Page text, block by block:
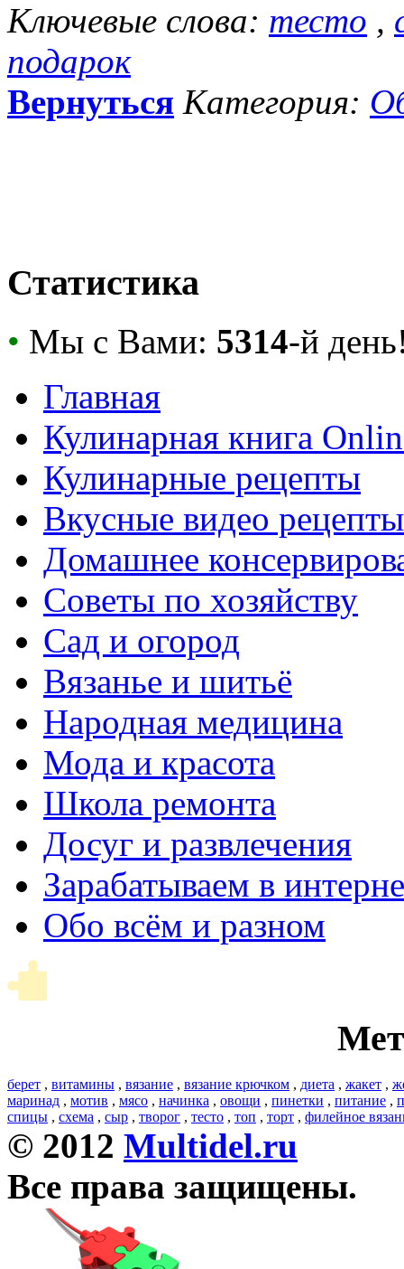
Ключевые слова: тесто ,
подарок
Вернуться Категория:
Статистика
• Мы с Вами: 5314-й
Главная
Кулинарная книга
Кулинарные рецепты
Вкусные видео рецепты
Домашнее
Советы по хозяйству
Сад и огород
Вязанье и шитьё
Народная медицина
Мода и красота
Школа ремонта
Досуг и развлечения
Зарабатываем в
Обо всём и разном
берет , витамины , вязание , вязание крючком , диета , жакет ,
маринад , мотив , мясо , начинка , овощи , пинетки , питание ,
спицы , схема , сыр , творог , тесто , топ , торт , филейное
© 2012 Multidel.ru
Все права защищены.